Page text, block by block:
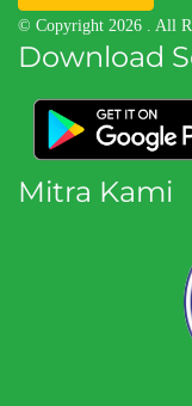
© Copyright 2026 . All
Download
Mitra Kami